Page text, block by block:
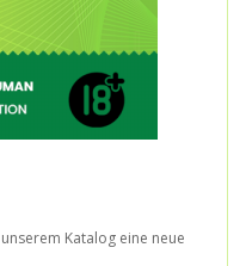
Katalog eine neue